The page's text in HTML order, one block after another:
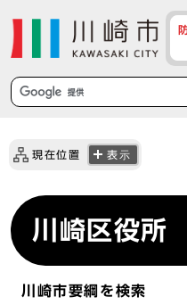
現在位置 表示
川崎区役所
川崎市要綱を検索